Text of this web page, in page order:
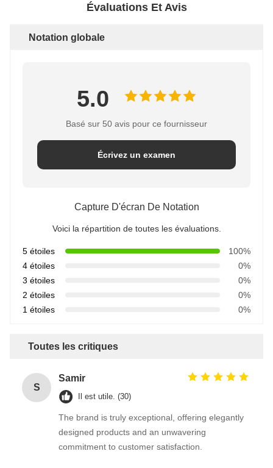
Évaluations Et Avis
Notation globale
5.0
Basé sur 50 avis pour ce fournisseur
Écrivez un examen
Capture D'écran De Notation
Voici la répartition de toutes les évaluations.
5 étoiles
100%
4 étoiles
0%
3 étoiles
0%
2 étoiles
0%
1 étoiles
0%
Toutes les critiques
S
Samir
Il est utile. (30)
The brand is truly exceptional, offering elegantly
designed products and an unwavering
commitment to customer satisfaction.